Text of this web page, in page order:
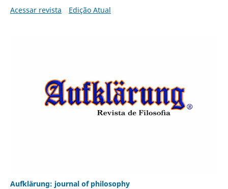
Acessar revista
Edição Atual
Aufklärung: journal of philosophy